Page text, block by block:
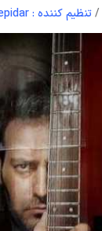
/تنظیم کننده : Armin Sepidar